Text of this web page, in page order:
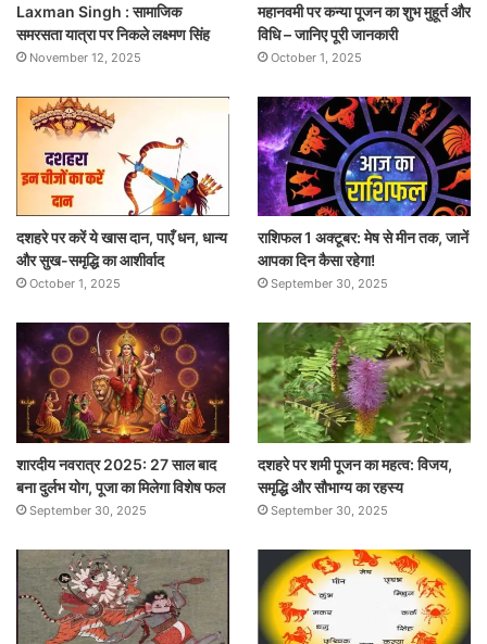
Laxman Singh : सामाजिक
समरसता यात्रा पर निकले लक्ष्मण सिंह
November 12, 2025
महानवमी पर कन्या पूजन का शुभ मुहूर्त और
विधि – जानिए पूरी जानकारी
October 1, 2025
दशहरे पर करें ये खास दान, पाएँ धन, धान्य
और सुख-समृद्धि का आशीर्वाद
October 1, 2025
राशिफल 1 अक्टूबर: मेष से मीन तक, जानें
आपका दिन कैसा रहेगा!
September 30, 2025
शारदीय नवरात्र 2025: 27 साल बाद
बना दुर्लभ योग, पूजा का मिलेगा विशेष फल
September 30, 2025
दशहरे पर शमी पूजन का महत्व: विजय,
समृद्धि और सौभाग्य का रहस्य
September 30, 2025